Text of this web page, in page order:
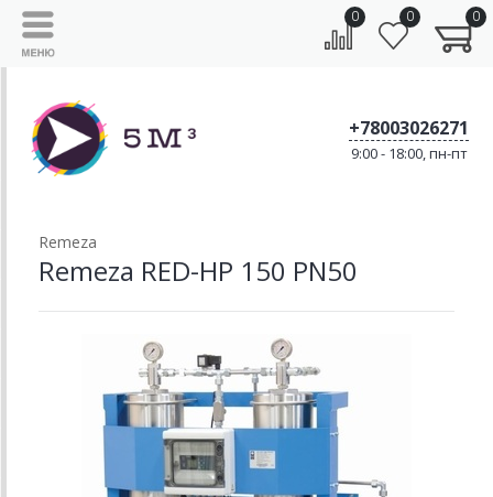
0 0 0
+78003026271
9:00 - 18:00, пн-пт
Remeza
Remeza RED-HP 150 PN50